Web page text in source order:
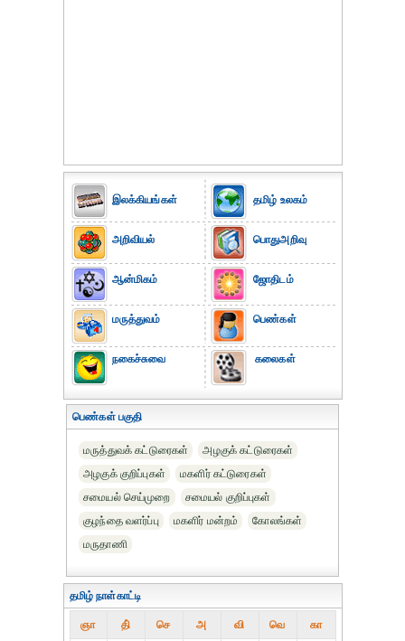
இலக்கியங்கள்
அறிவியல்
ஆன்மிகம்
மருத்துவம்
நகைச்சுவை
தமிழ் உலகம்
பொதுஅறிவு
ஜோதிடம்
பெண்கள்
கலைகள்
பெண்கள் பகுதி
மருத்துவக் கட்டுரைகள்
அழகுக் கட்டுரைகள்
அழகுக் குறிப்புகள்
மகளிர் கட்டுரைகள்
சமையல் செய்முறை
சமையல் குறிப்புகள்
குழந்தை வளர்ப்பு
மகளிர் மன்றம்
கோலங்கள்
மருதாணி
தமிழ் நாள்காட்டி
ஞா தி் செ அ வி வெ கா